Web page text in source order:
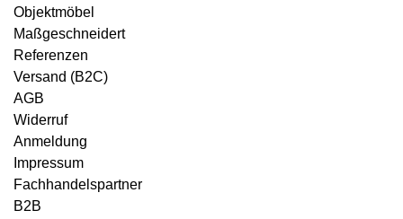
Objektmöbel
Maßgeschneidert
Referenzen
Versand (B2C)
AGB
Widerruf
Anmeldung
Impressum
Fachhandelspartner
B2B